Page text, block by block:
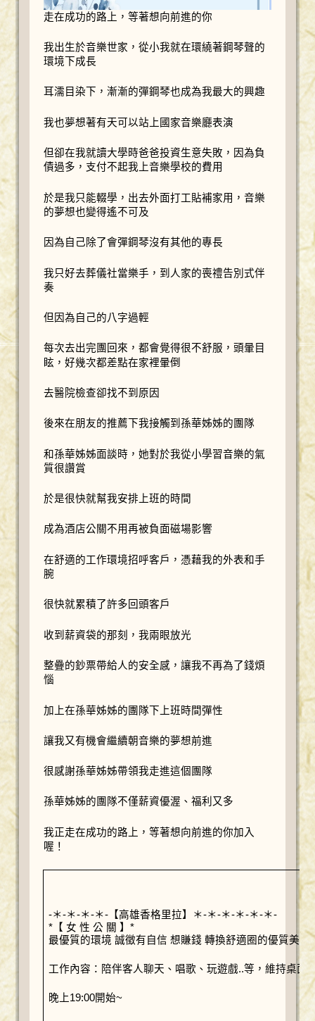
走在成功的路上，等著想向前進的你
我出生於音樂世家，從小我就在環繞著鋼琴聲的
環境下成長
耳濡目染下，漸漸的彈鋼琴也成為我最大的興趣
我也夢想著有天可以站上國家音樂廳表演
但卻在我就讀大學時爸爸投資生意失敗，因為負
債過多，支付不起我上音樂學校的費用
於是我只能輟學，出去外面打工貼補家用，音樂
的夢想也變得遙不可及
因為自己除了會彈鋼琴沒有其他的專長
我只好去葬儀社當樂手，到人家的喪禮告別式伴
奏
但因為自己的八字過輕
每次去出完團回來，都會覺得很不舒服，頭暈目
眩，好幾次都差點在家裡暈倒
去醫院檢查卻找不到原因
後來在朋友的推薦下我接觸到孫華姊姊的團隊
和孫華姊姊面談時，她對於我從小學習音樂的氣
質很讚賞
於是很快就幫我安排上班的時間
成為酒店公關不用再被負面磁場影響
在舒適的工作環境招呼客戶，憑藉我的外表和手
腕
很快就累積了許多回頭客戶
收到薪資袋的那刻，我兩眼放光
整疊的鈔票帶給人的安全感，讓我不再為了錢煩
惱
加上在孫華姊姊的團隊下上班時間彈性
讓我又有機會繼續朝音樂的夢想前進
很感謝孫華姊姊帶領我走進這個團隊
孫華姊姊的團隊不僅薪資優渥、福利又多
我正走在成功的路上，等著想向前進的你加入
喔！
-＊-＊-＊-＊-【高雄香格里拉】＊-＊-＊-＊-＊-＊-
*【 女 性 公 關 】*
最優質的環境 誠徵有自信 想賺錢 轉換舒適圈的優質美女
工作內容：陪伴客人聊天、唱歌、玩遊戲..等，維持桌面
晚上19:00開始~